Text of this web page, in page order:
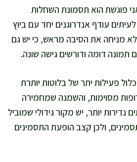
פוגשת הוא תסמונת השחלות
עודף אנדרוגנים יחד עם ביוץ
מניחה את הסיבה מראש, כי יש גם
תמונה דומה ודורשים גישה שונה.
פעילות יתר של בלוטות יותרת
מסוימות, והשמנה שמחמירה
נדירות יותר, יש מקור גידולי שמוביל
ולכן קצב הופעת התסמינים